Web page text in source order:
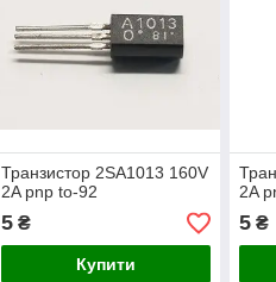
Транзистор 2SA1013 160V
2A pnp to-92
5₴
Купити
2A
5 ₴